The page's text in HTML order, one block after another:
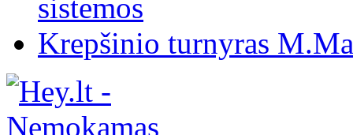
sistemos
Krepšinio turnyras